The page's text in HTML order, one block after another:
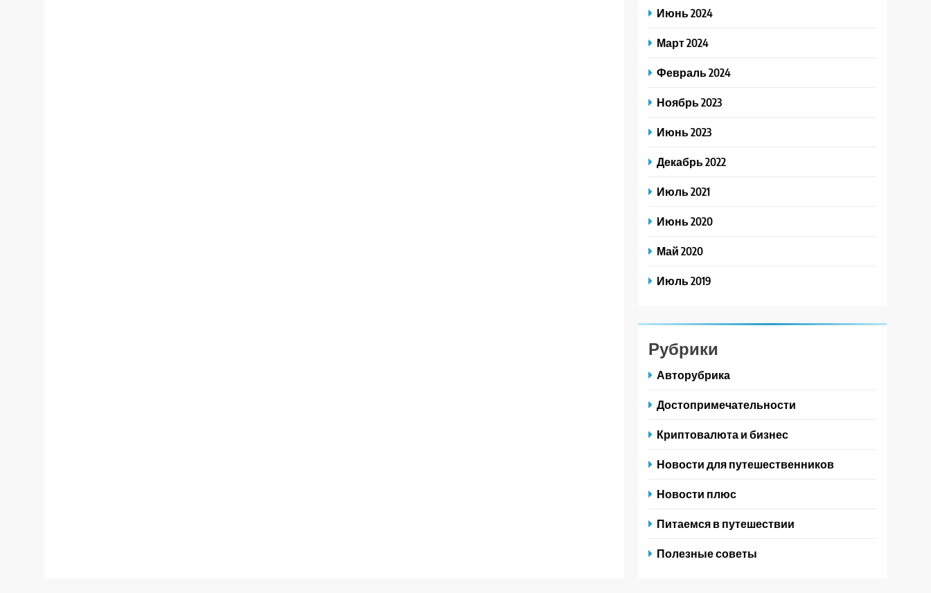
Июнь 2024
Март 2024
Февраль 2024
Ноябрь 2023
Июнь 2023
Декабрь 2022
Июль 2021
Июнь 2020
Май 2020
Июль 2019
Рубрики
Авторубрика
Достопримечательности
Криптовалюта и бизнес
Новости для путешественников
Новости плюс
Питаемся в путешествии
Полезные советы